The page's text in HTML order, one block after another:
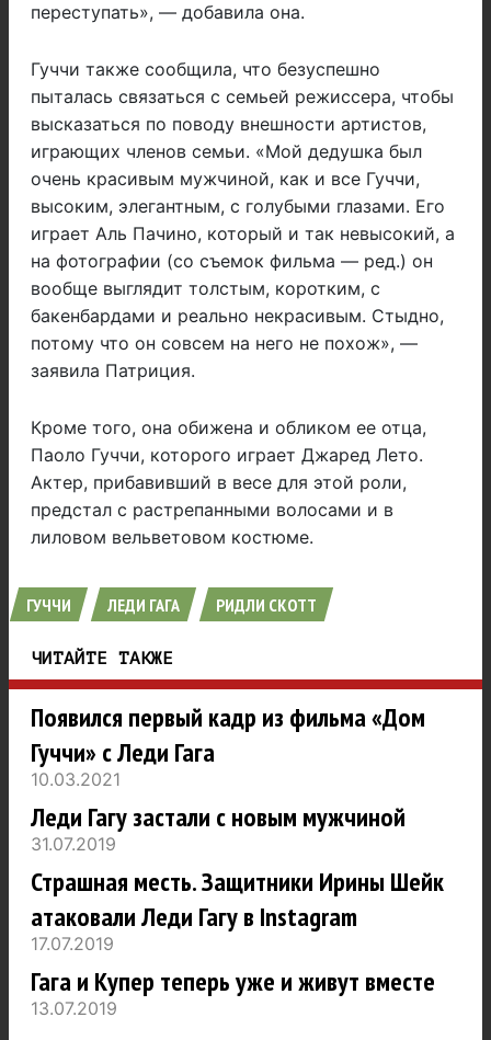
переступать», — добавила она.
Гуччи также сообщила, что безуспешно
пыталась связаться с семьей режиссера, чтобы
высказаться по поводу внешности артистов,
играющих членов семьи. «Мой дедушка был
очень красивым мужчиной, как и все Гуччи,
высоким, элегантным, с голубыми глазами. Его
играет Аль Пачино, который и так невысокий, а
на фотографии (со съемок фильма — ред.) он
вообще выглядит толстым, коротким, с
бакенбардами и реально некрасивым. Стыдно,
потому что он совсем на него не похож», —
заявила Патриция.
Кроме того, она обижена и обликом ее отца,
Паоло Гуччи, которого играет Джаред Лето.
Актер, прибавивший в весе для этой роли,
предстал с растрепанными волосами и в
лиловом вельветовом костюме.
ГУЧЧИ ЛЕДИ ГАГА РИДЛИ СКОТТ
ЧИТАЙТЕ ТАКЖЕ
Появился первый кадр из фильма «Дом
Гуччи» с Леди Гага
10.03.2021
Леди Гагу застали с новым мужчиной
31.07.2019
Страшная месть. Защитники Ирины Шейк
атаковали Леди Гагу в Instagram
17.07.2019
Гага и Купер теперь уже и живут вместе
13.07.2019